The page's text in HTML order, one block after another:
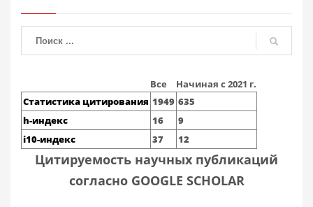
Все
Начиная с 2021 г.
Статистика цитирования 1949 635
h-индекс
16
9
i10-индекс
37 12
Цитируемость научных публикаций
согласно GOOGLE SCHOLAR